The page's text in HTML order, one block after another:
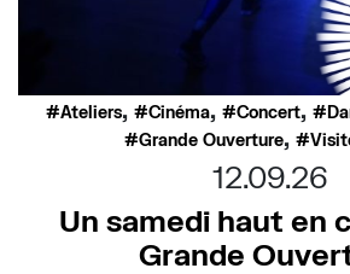
Ateliers, Cinéma, Concert,
Grande Ouverture,
12.09.26
Un samedi haut en
Grande